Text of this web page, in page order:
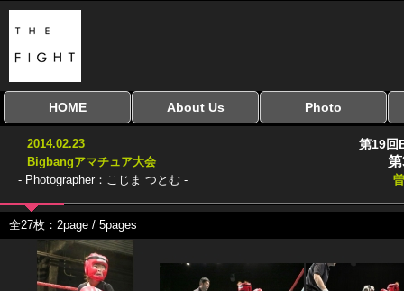
HOME
全興行を表示
ナイスミドル
アマチュアキック
協議会
全日本学生キック
建武館キッズ大会
Bigbang
おやじファイト
About Us Photo
無料ダウンロード
2014.02.23
Bigbangアマチュア大会
- Photographer：こじま つとむ -
第19回
全27枚：2page / 5pages